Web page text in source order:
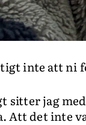
inte att ni
sitter jag
Att det inte